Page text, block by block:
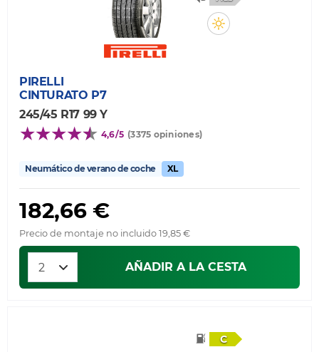
PIRELLI
CINTURATO P7
245/45 R17 99 Y
4,6/5 (3375 opiniones)
Neumático de verano de coche XL
182,66 €
Precio de montaje no incluido 19,85 €
AÑADIR A LA CESTA
C